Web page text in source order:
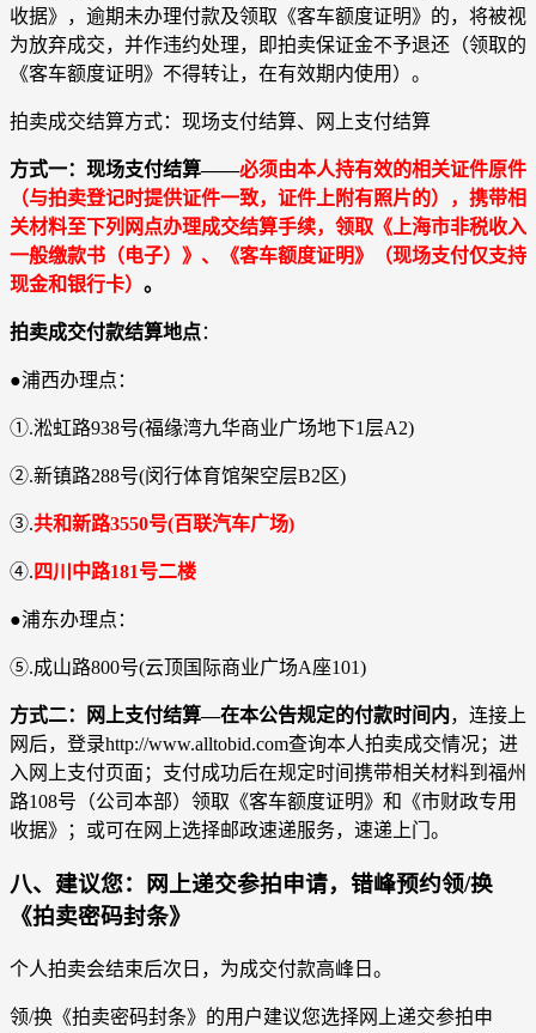
收据》，逾期未办理付款及领取《客车额度证明》的，将被视
为放弃成交，并作违约处理，即拍卖保证金不予退还（领取的
《客车额度证明》不得转让，在有效期内使用）。
拍卖成交结算方式：现场支付结算、网上支付结算
方式一：现场支付结算――必须由本人持有效的相关证件原件
（与拍卖登记时提供证件一致，证件上附有照片的），携带相
关材料至下列网点办理成交结算手续，领取《上海市非税收入
一般缴款书（电子）》、《客车额度证明》（现场支付仅支持
现金和银行卡） 。
拍卖成交付款结算地点：
●浦西办理点：
①.淞虹路938号(福缘湾九华商业广场地下1层A2)
②.新镇路288号(闵行体育馆架空层B2区)
③.共和新路3550号(百联汽车广场)
④. 四川中路181号二楼
●浦东办理点：
⑤.成山路800号(云顶国际商业广场A座101)
方式二：网上支付结算―在本公告规定的付款时间内，连接上
网后，登录http://www.alltobid.com查询本人拍卖成交情况；进
入网上支付页面；支付成功后在规定时间携带相关材料到福州
路108号（公司本部）领取《客车额度证明》和《市财政专用
收据》；或可在网上选择邮政速递服务，速递上门。
八、建议您：网上递交参拍申请，错峰预约领/换
《拍卖密码封条》
个人拍卖会结束后次日，为成交付款高峰日。
领/换《拍卖密码封条》的用户建议您选择网上递交参拍申